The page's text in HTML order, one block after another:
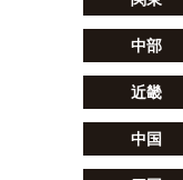
中部
近畿
中国